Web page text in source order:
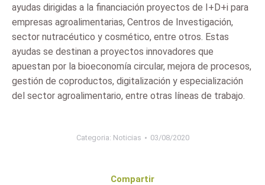
ayudas dirigidas a la financiación proyectos de I+D+i para
empresas agroalimentarias, Centros de Investigación,
sector nutracéutico y cosmético, entre otros. Estas
ayudas se destinan a proyectos innovadores que
apuestan por la bioeconomía circular, mejora de procesos,
gestión de coproductos, digitalización y especialización
del sector agroalimentario, entre otras líneas de trabajo.
Categoria: Noticias 03/08/2020
Compartir